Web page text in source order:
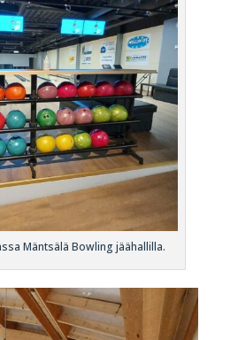
Mäntsälä Bowling jäähallilla.